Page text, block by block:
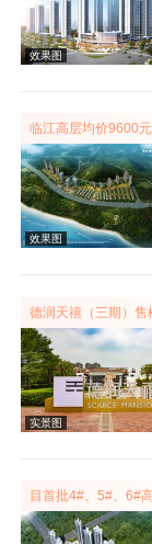
效果图
临江高层均价9600元/
德润天禧（三期）售
目首批4#、5#、6#